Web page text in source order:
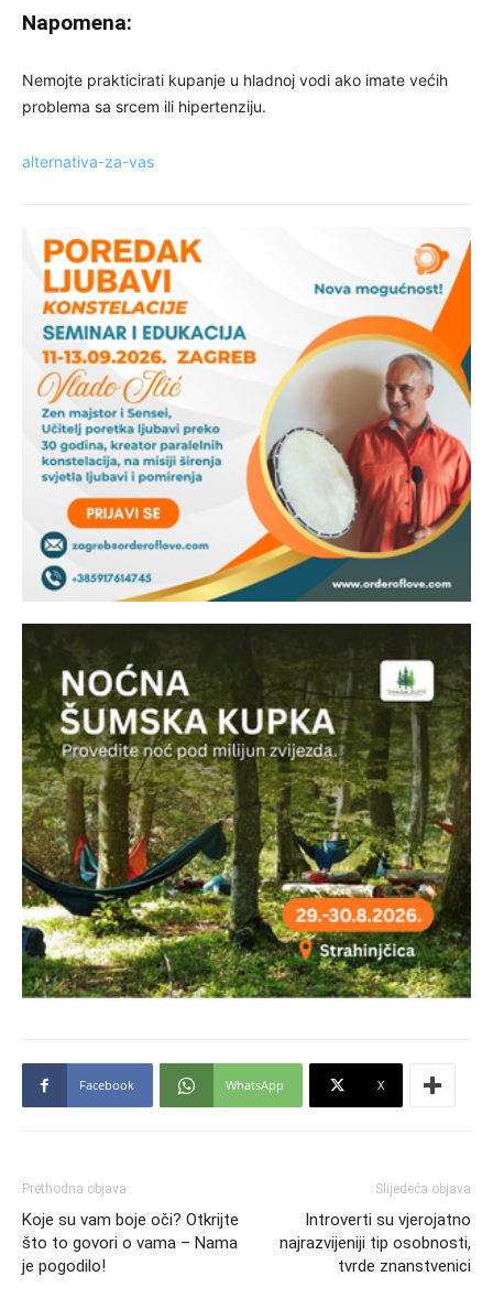
Napomena:
Nemojte prakticirati kupanje u hladnoj vodi ako imate većih
problema sa srcem ili hipertenziju.
alternativa-za-vas
Facebook WhatsApp X
Prethodna objava
Koje su vam boje oči? Otkrijte
što to govori o vama – Nama
je pogodilo!
Slijedeća objava
Introverti su vjerojatno
najrazvijeniji tip osobnosti,
tvrde znanstvenici